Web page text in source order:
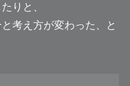
りと、
考え方が変わった、と